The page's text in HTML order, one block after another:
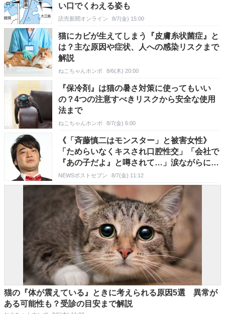
い口でくわえる姿も
読売新聞オンライン 8/7(金) 15:00
猫にカビが生えてしまう『皮膚糸状菌症』と
は？主な原因や症状、人への感染リスクまで
解説
ねこちゃんホンポ 8/6(木) 20:00
『保冷剤』は猫の暑さ対策に使ってもいい
の？4つの注意すべきリスクから安全な使用
法まで
ねこちゃんホンポ 8/7(金) 6:00
《「斉藤慎二はモンスター」と被害女性》
「ためらいなくキスされ口腔性交」「会社で
『あの子だよ』と噂されて…」涙ながらに訴
えた被害後の“深刻なPTSD”「仕事もすべて
失った」【元ジャンポケ斉藤・公判】
NEWSポストセブン 8/7(金) 11:12
猫の『体が震えている』ときに考えられる原因5選 異常が
ある可能性も？受診の目安まで解説